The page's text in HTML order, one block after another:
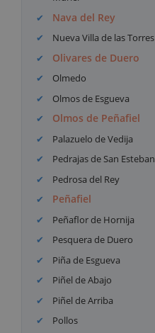
Nava del Rey
Nueva Villa de las Torres
Olivares de Duero
Olmedo
Olmos de Esgueva
Olmos de Peñafiel
Palazuelo de Vedija
Pedrajas de San Esteban
Pedrosa del Rey
Peñafiel
Peñaflor de Hornija
Pesquera de Duero
Piña de Esgueva
Piñel de Abajo
Piñel de Arriba
Pollos